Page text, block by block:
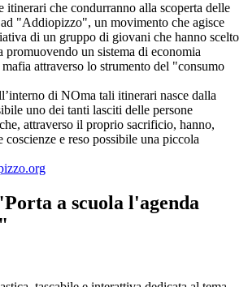
itinerari che condurranno alla scoperta delle
"Addiopizzo", un movimento che agisce
di un gruppo di giovani che hanno scelto
promuovendo un sistema di economia
attraverso lo strumento del "consumo
di NOma tali itinerari nasce dalla
uno dei tanti lasciti delle persone
attraverso il proprio sacrificio, hanno,
e reso possibile una piccola
a scuola l'agenda